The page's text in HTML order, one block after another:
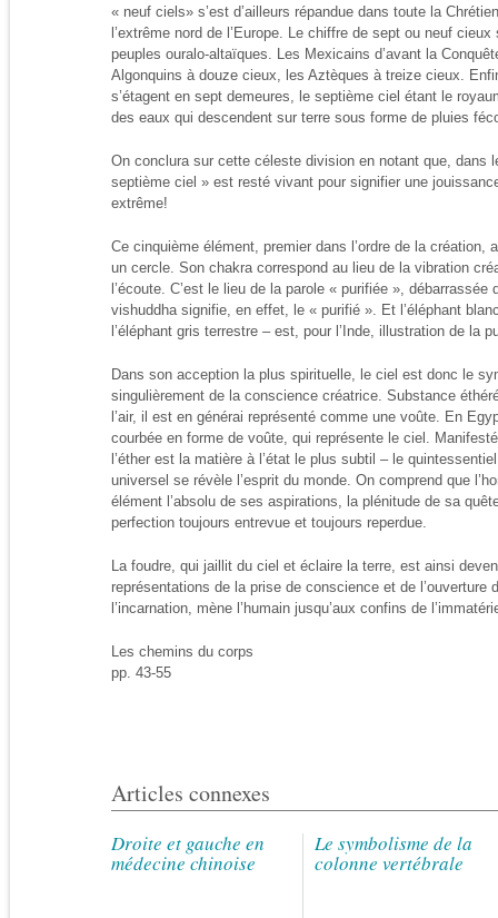
« neuf ciels» s’est d’ailleurs répandue dans toute la
l’extrême nord de l’Europe. Le chiffre de sept ou neuf
peuples ouralo-altaïques. Les Mexicains d’avant la
Algonquins à douze cieux, les Aztèques à treize cieux.
s’étagent en sept demeures, le septième ciel étant le
des eaux qui descendent sur terre sous forme de pluies
On conclura sur cette céleste division en notant que, dans
septième ciel » est resté vivant pour signifier une
extrême!
Ce cinquième élément, premier dans l’ordre de la création,
un cercle. Son chakra correspond au lieu de la vibration
l’écoute. C’est le lieu de la parole « purifiée »,
vishuddha signifie, en effet, le « purifié ». Et l’éléphant
l’éléphant gris terrestre – est, pour l’Inde, illustration de la
Dans son acception la plus spirituelle, le ciel est donc le
singulièrement de la conscience créatrice. Substance
l’air, il est en générai représenté comme une voûte. En
courbée en forme de voûte, qui représente le ciel.
l’éther est la matière à l’état le plus subtil – le
universel se révèle l’esprit du monde. On comprend que
élément l’absolu de ses aspirations, la plénitude de sa
perfection toujours entrevue et toujours reperdue.
La foudre, qui jaillit du ciel et éclaire la terre, est ainsi
représentations de la prise de conscience et de l’ouverture
l’incarnation, mène l’humain jusqu’aux confins de
Les chemins du corps
pp. 43-55
Articles connexes
Droite et gauche en
médecine chinoise
Le symbolisme de la
colonne vertébrale